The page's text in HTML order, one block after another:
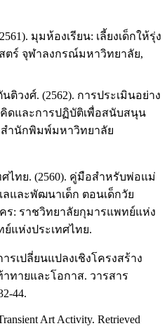
มุมห้องเรียน: เลี้ยงเด็กให้รุ่ง
ตร์ จุฬาลงกรณ์มหาวิทยาลัย,
วงศ์. (2562). การประเมินอย่าง
ดและการปฏิบัติเพื่อสนับสนุน
สำนักพิมพ์มหาวิทยาลัย
ไทย. (2560). คู่มือสำหรับพ่อแม่
และพัฒนาเด็ก ตอนเด็กวัย
ร: ราชวิทยาลัยกุมารแพทย์แห่ง
แห่งประเทศไทย.
รเปลี่ยนแปลงเชิงโครงสร้าง
ทายและโอกาส. วารสาร
44.
Art Activity. Retrieved